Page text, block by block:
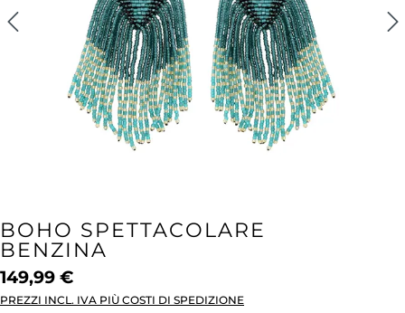
BOHO SPETTACOLARE
BENZINA
149,99 €
PREZZI INCL. IVA PIÙ COSTI DI SPEDIZIONE